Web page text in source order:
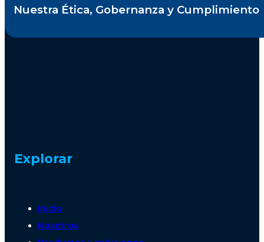
Nuestra Ética, Gobernanza y Cumplimiento
Explorar
Inicio
Nosotros